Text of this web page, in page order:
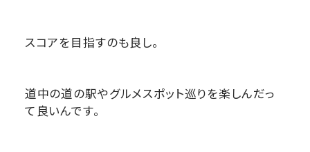
スコアを目指すのも良し。
道中の道の駅やグルメスポット巡りを楽しんだっ
て良いんです。